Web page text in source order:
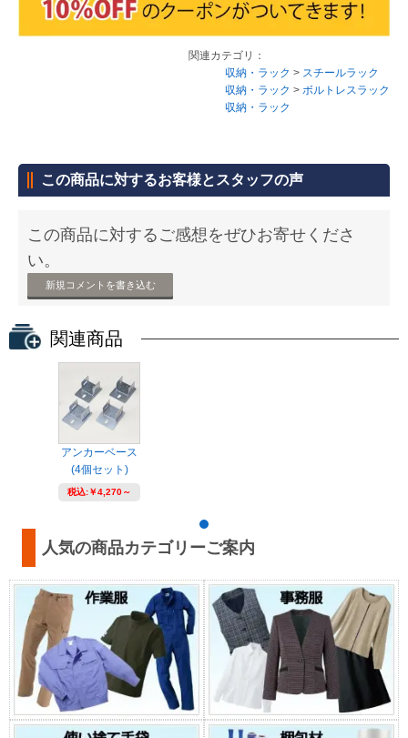
関連カテゴリ：
収納・ラック > スチールラック
収納・ラック > ボルトレスラック
収納・ラック
この商品に対するお客様とスタッフの声
この商品に対するご感想をぜひお寄せくださ
い。
新規コメントを書き込む
関連商品
アンカーベース
(4個セット)
税込:￥4,270～
人気の商品カテゴリーご案内